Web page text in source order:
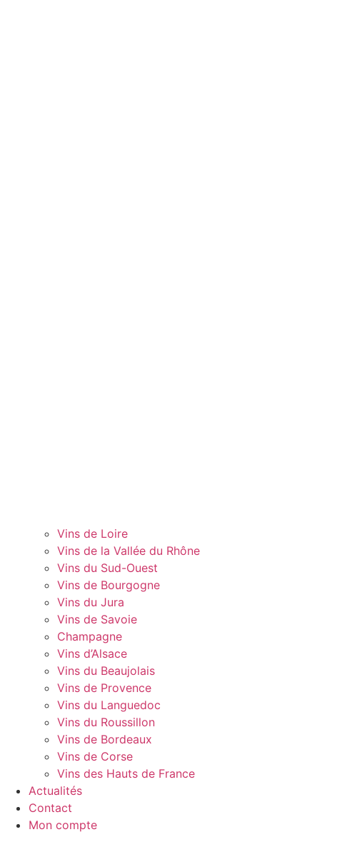
Vins de Loire
Vins de la Vallée du Rhône
Vins du Sud-Ouest
Vins de Bourgogne
Vins du Jura
Vins de Savoie
Champagne
Vins d’Alsace
Vins du Beaujolais
Vins de Provence
Vins du Languedoc
Vins du Roussillon
Vins de Bordeaux
Vins de Corse
Vins des Hauts de France
Actualités
Contact
Mon compte